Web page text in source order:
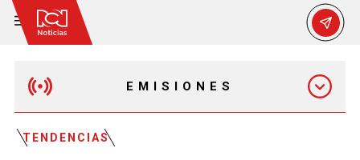
EMISIONES
TENDENCIAS